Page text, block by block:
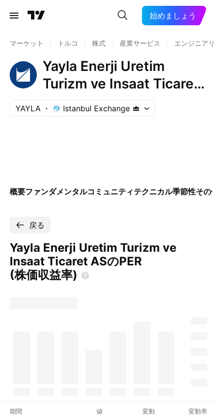
始めましょう
マーケット トルコ 株式 産業サービス エンジニア
Yayla Enerji Uretim
Turizm ve Insaat Ticaret
AS
YAYLA Istanbul Exchange
概要ファンダメンタルコミュニティテクニカル季節性その
戻る
Yayla Enerji Uretim Turizm ve
Insaat Ticaret ASのPER
(株価収益率)
期間 値 変動 変動率